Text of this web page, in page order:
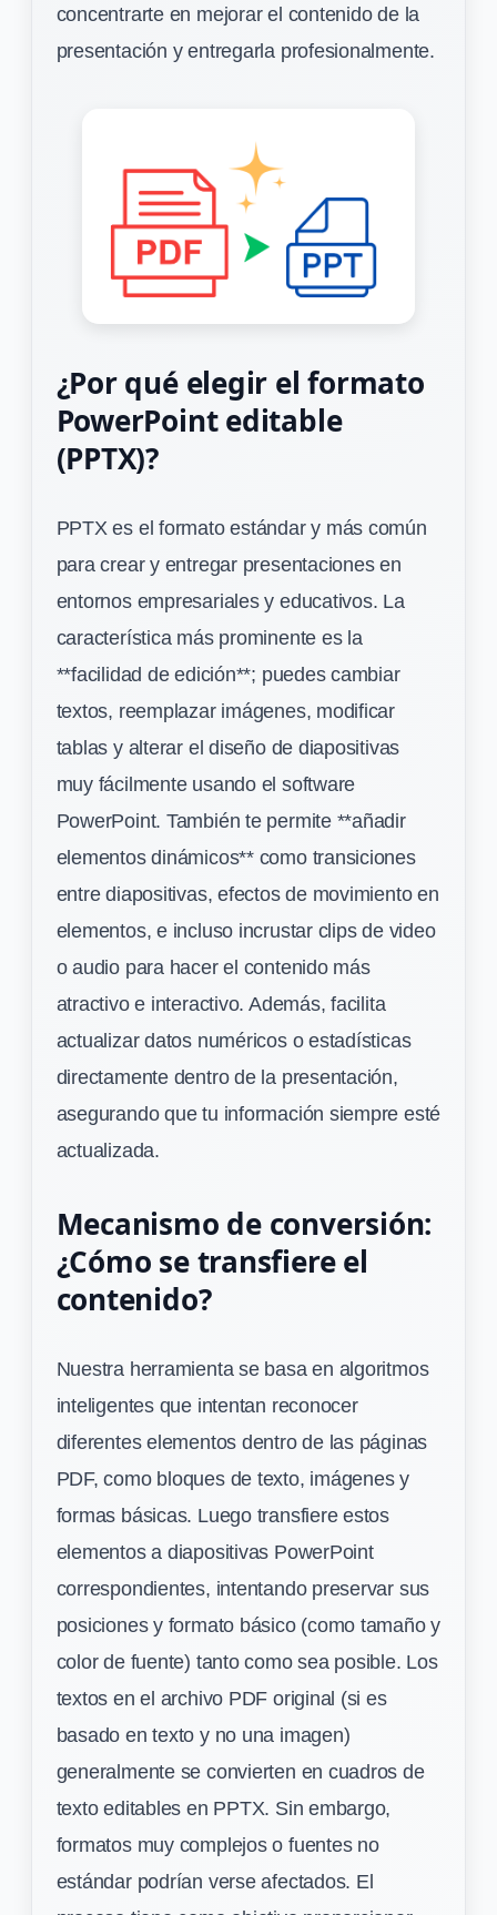
concentrarte en mejorar el contenido de la
presentación y entregarla profesionalmente.
¿Por qué elegir el formato
PowerPoint editable
(PPTX)?
PPTX es el formato estándar y más común
para crear y entregar presentaciones en
entornos empresariales y educativos. La
característica más prominente es la
**facilidad de edición**; puedes cambiar
textos, reemplazar imágenes, modificar
tablas y alterar el diseño de diapositivas
muy fácilmente usando el software
PowerPoint. También te permite **añadir
elementos dinámicos** como transiciones
entre diapositivas, efectos de movimiento en
elementos, e incluso incrustar clips de video
o audio para hacer el contenido más
atractivo e interactivo. Además, facilita
actualizar datos numéricos o estadísticas
directamente dentro de la presentación,
asegurando que tu información siempre esté
actualizada.
Mecanismo de conversión:
¿Cómo se transfiere el
contenido?
Nuestra herramienta se basa en algoritmos
inteligentes que intentan reconocer
diferentes elementos dentro de las páginas
PDF, como bloques de texto, imágenes y
formas básicas. Luego transfiere estos
elementos a diapositivas PowerPoint
correspondientes, intentando preservar sus
posiciones y formato básico (como tamaño y
color de fuente) tanto como sea posible. Los
textos en el archivo PDF original (si es
basado en texto y no una imagen)
generalmente se convierten en cuadros de
texto editables en PPTX. Sin embargo,
formatos muy complejos o fuentes no
estándar podrían verse afectados. El